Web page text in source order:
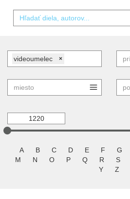
videoumelec ×
A B C D E F G
M
N O P Q R S
Y
Z